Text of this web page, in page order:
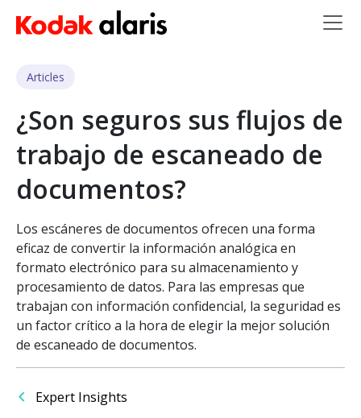
Skip to main content
Articles
¿Son seguros sus flujos de
trabajo de escaneado de
documentos?
Los escáneres de documentos ofrecen una forma
eficaz de convertir la información analógica en
formato electrónico para su almacenamiento y
procesamiento de datos. Para las empresas que
trabajan con información confidencial, la seguridad es
un factor crítico a la hora de elegir la mejor solución
de escaneado de documentos.
Expert Insights